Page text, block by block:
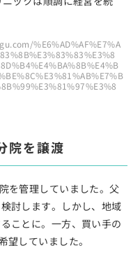
%E6%AD%AF%E7%A
院を譲渡
を管理していました。父
討します。しかし、地域
ことに。一方、買い手の
望していました。